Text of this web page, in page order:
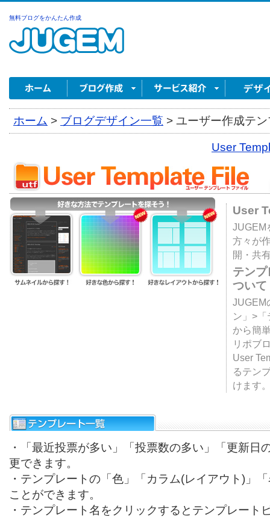
無料ブログをかんたん作成
ホーム > ブログデザイン一覧 > ユーザー作成テ
User
User
JUGEM
方々が
開・共
テン
ついて
JUGEM
ン」>
から簡
リポブ
User
るテン
けます
・「最近投票が多い」「投票数の多い」「更新日
更できます。
・テンプレートの「色」「カラム(レイアウト)」
ことができます。
・テンプレート名をクリックするとテンプレート